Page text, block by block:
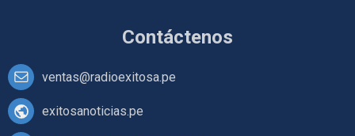
Contáctenos
ventas@radioexitosa.pe
exitosanoticias.pe